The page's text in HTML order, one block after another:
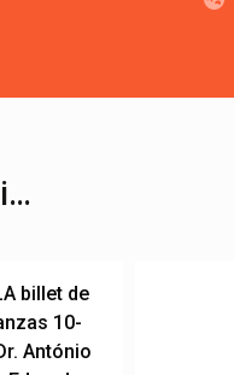
billet de
10-
António